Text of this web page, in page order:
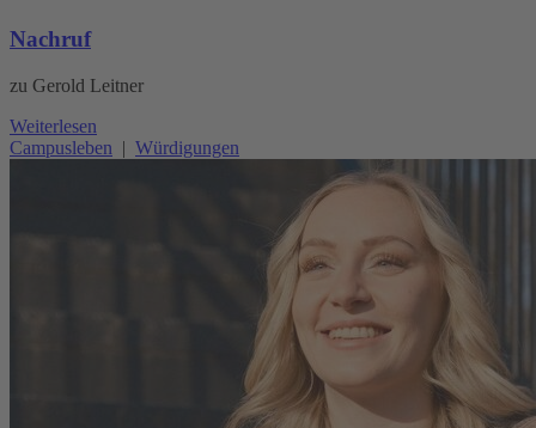
Nachruf
zu Gerold Leitner
Weiterlesen
Campusleben | Würdigungen